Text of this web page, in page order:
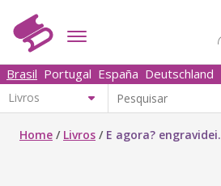
Brasil Portugal España Deutschland
Home / Livros / E agora? engravidei.